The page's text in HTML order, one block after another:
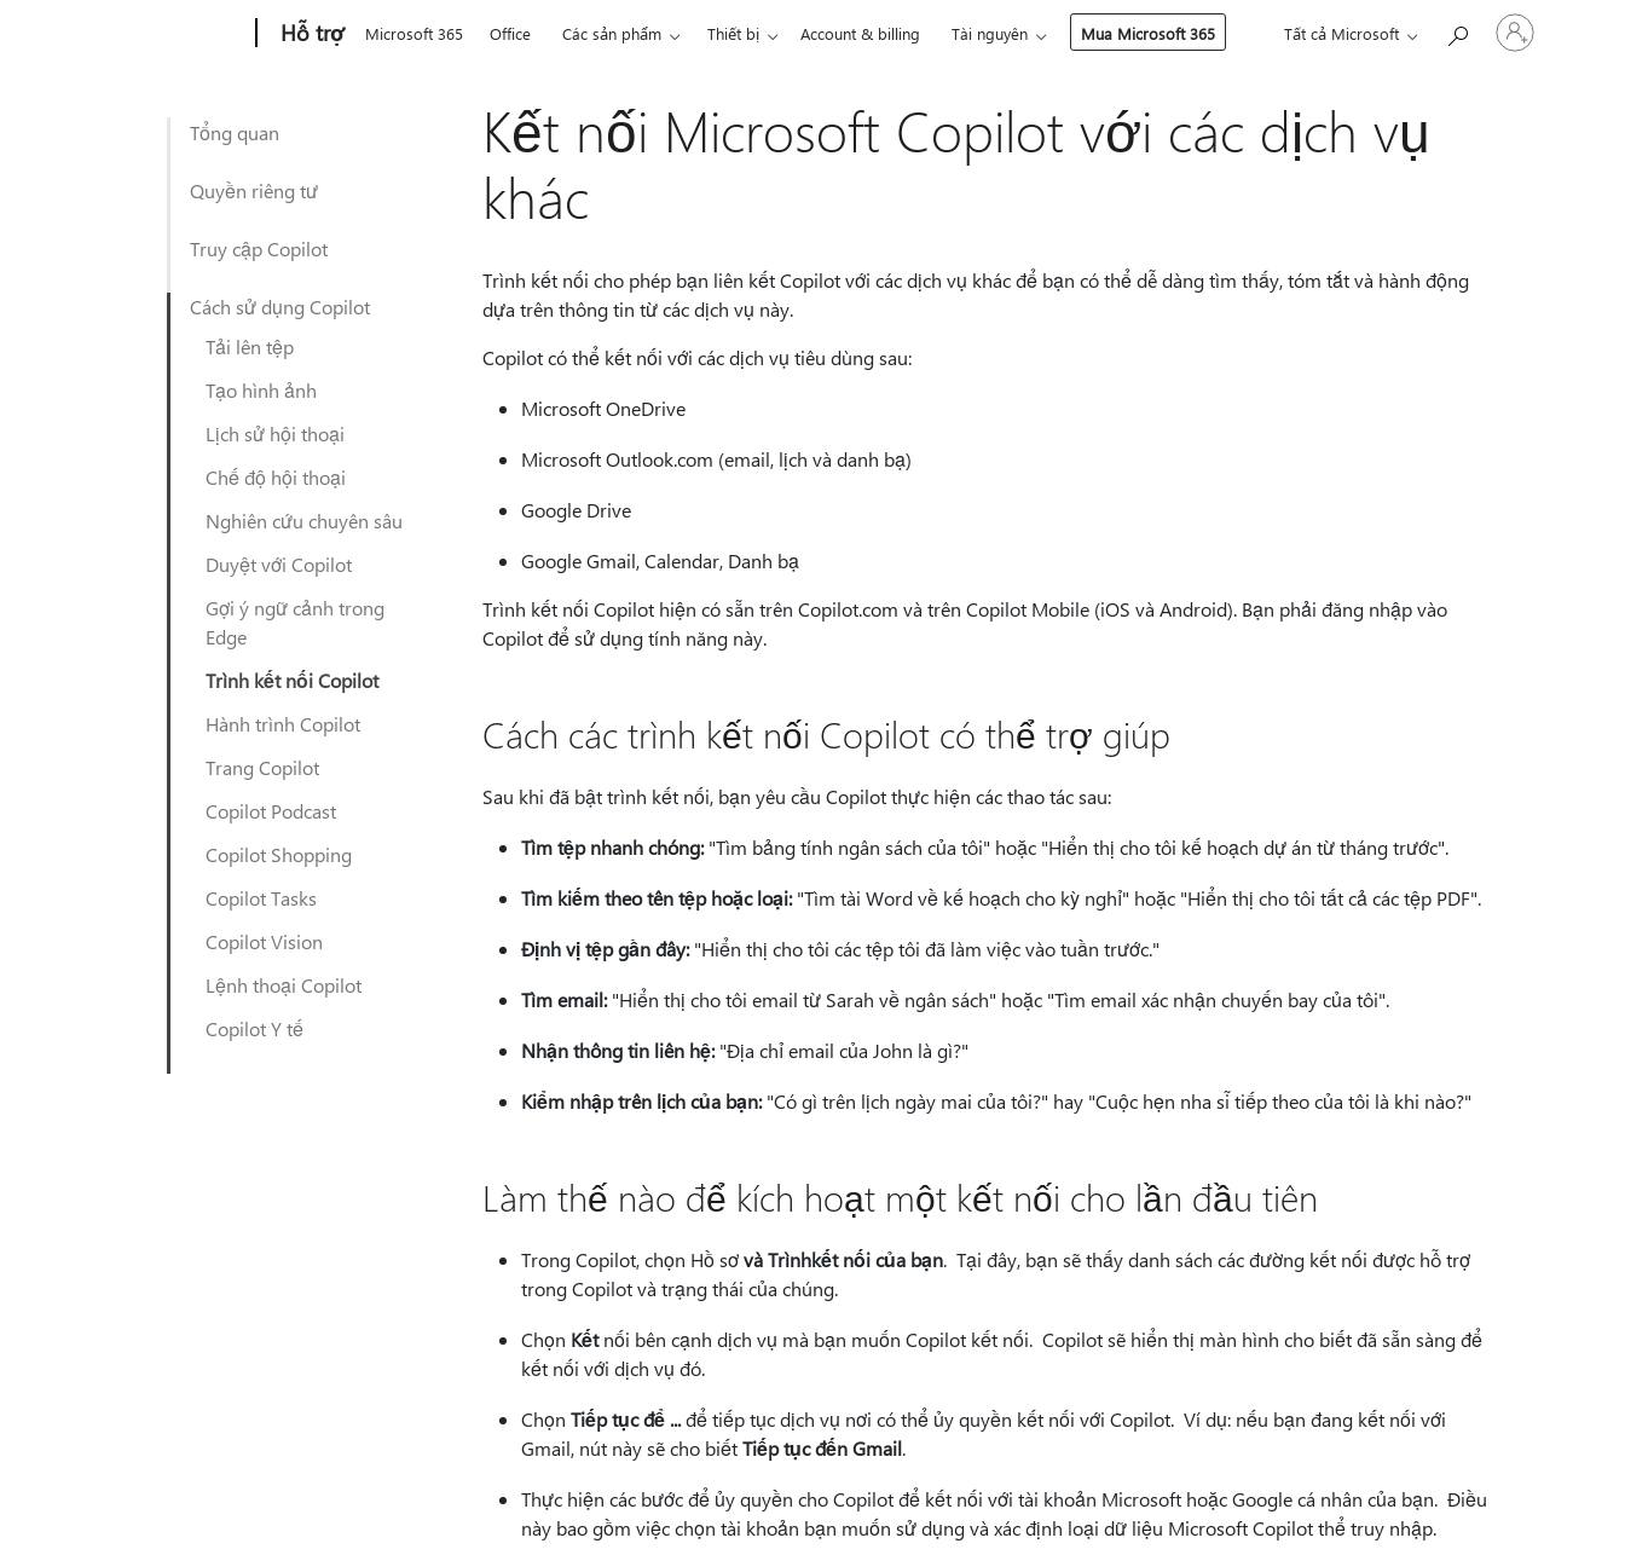
Hỗ trợ Microsoft 365 Office Các sản phẩm Thiết bị Account & billing Tài nguyên Mua Microsoft 365 Tất cả Microsoft
Đăng
nhập
Tổng quan
Quyền riêng tư
Truy cập Copilot
Cách sử dụng Copilot
Tải lên tệp
Tạo hình ảnh
Lịch sử hội thoại
Chế độ hội thoại
Nghiên cứu chuyên sâu
Duyệt với Copilot
Gợi ý ngữ cảnh trong
Edge
Trình kết nối Copilot
Hành trình Copilot
Trang Copilot
Copilot Podcast
Copilot Shopping
Copilot Tasks
Copilot Vision
Lệnh thoại Copilot
Copilot Y tế
Kết nối Microsoft Copilot với các dịch vụ
khác
Trình kết nối cho phép bạn liên kết Copilot với các dịch vụ khác để bạn có thể dễ dàng tìm thấy, tóm tắt và hành động
dựa trên thông tin từ các dịch vụ này.
Copilot có thể kết nối với các dịch vụ tiêu dùng sau:
Microsoft OneDrive
Microsoft Outlook.com (email, lịch và danh bạ)
Google Drive
Google Gmail, Calendar, Danh bạ
Trình kết nối Copilot hiện có sẵn trên Copilot.com và trên Copilot Mobile (iOS và Android). Bạn phải đăng nhập vào
Copilot để sử dụng tính năng này.
Cách các trình kết nối Copilot có thể trợ giúp
Sau khi đã bật trình kết nối, bạn yêu cầu Copilot thực hiện các thao tác sau:
Tìm tệp nhanh chóng:"Tìm bảng tính ngân sách của tôi" hoặc "Hiển thị cho tôi kế hoạch dự án từ tháng trước".
Tìm kiếm theo tên tệp hoặc loại:"Tìm tài Word về kế hoạch cho kỳ nghỉ" hoặc "Hiển thị cho tôi tất cả các tệp PDF".
Định vị tệp gần đây:"Hiển thị cho tôi các tệp tôi đã làm việc vào tuần trước."
Tìm email:"Hiển thị cho tôi email từ Sarah về ngân sách" hoặc "Tìm email xác nhận chuyến bay của tôi".
Nhận thông tin liên hệ:"Địa chỉ email của John là gì?"
Kiểm nhập trên lịch của bạn:"Có gì trên lịch ngày mai của tôi?" hay "Cuộc hẹn nha sĩ tiếp theo của tôi là khi nào?"
Làm thế nào để kích hoạt một kết nối cho lần đầu tiên
Trong Copilot, chọn Hồ sơvà Trìnhkết nối của bạn. Tại đây, bạn sẽ thấy danh sách các đường kết nối được hỗ trợ
trong Copilot và trạng thái của chúng.
Chọn Kếtnối bên cạnh dịch vụ mà bạn muốn Copilot kết nối. Copilot sẽ hiển thị màn hình cho biết đã sẵn sàng để
kết nối với dịch vụ đó.
Chọn Tiếp tục để ...để tiếp tục dịch vụ nơi có thể ủy quyền kết nối với Copilot. Ví dụ: nếu bạn đang kết nối với
Gmail, nút này sẽ cho biếtTiếp tục đến Gmail.
Thực hiện các bước để ủy quyền cho Copilot để kết nối với tài khoản Microsoft hoặc Google cá nhân của bạn. Điều
này bao gồm việc chọn tài khoản bạn muốn sử dụng và xác định loại dữ liệu Microsoft Copilot thể truy nhập.